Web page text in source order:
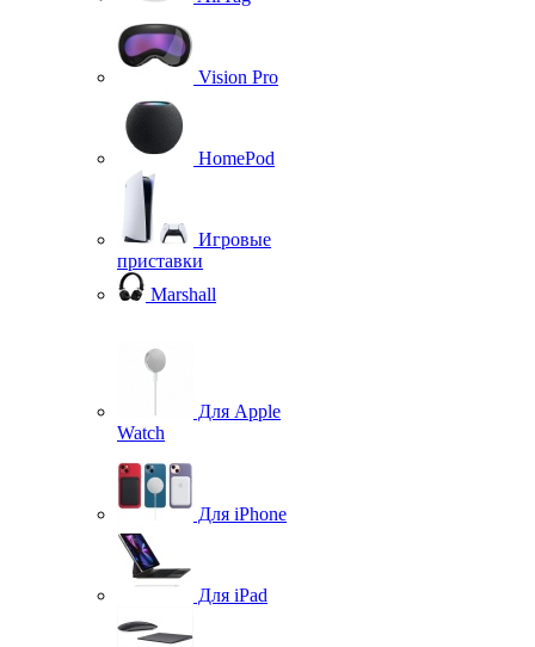
Vision Pro
HomePod
Игровые
приставки
Marshall
Для Apple
Watch
Для iPhone
Для iPad